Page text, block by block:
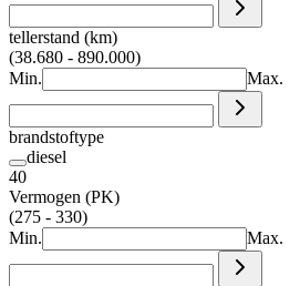
tellerstand (km)
(38.680 - 890.000)
Min.
Max.
brandstoftype
diesel
40
Vermogen (PK)
(275 - 330)
Min.
Max.